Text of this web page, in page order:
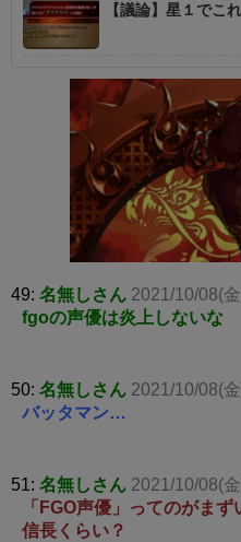
【議論】星１でこ
49: 名無しさん 2021/10/08(
fgoの声優は炎上しないな
50: 名無しさん 2021/10/08(
バッタマン…
51: 名無しさん 2021/10/08(
「FGO声優」ってのがまず
信長くらい？